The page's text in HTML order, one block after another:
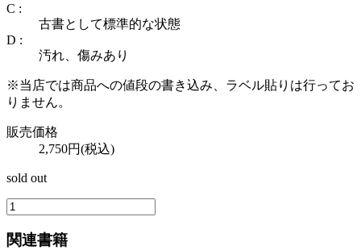
C :
古書として標準的な状態
D :
汚れ、傷みあり
※当店では商品への値段の書き込み、ラベル貼りは行ってお
りません。
販売価格
2,750円(税込)
sold out
関連書籍